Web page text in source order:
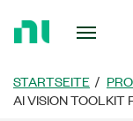
zur
STARTSEITE
AI VISION TOOLKIT